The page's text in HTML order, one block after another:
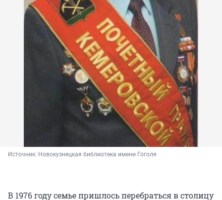
Источник: Новокузнецкая библиотека имени Гоголя
В 1976 году семье пришлось перебраться в столицу